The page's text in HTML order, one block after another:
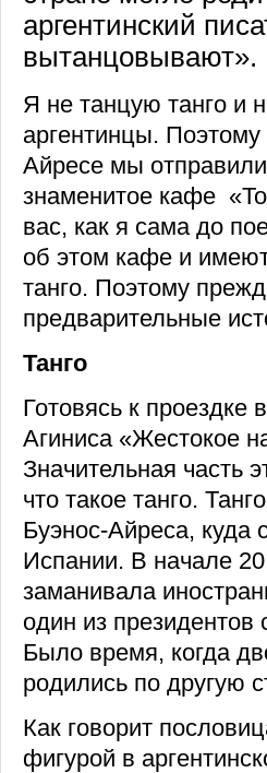
аргентинский
вытанцовывают».
Я не танцую танго и
аргентинцы.
Айресе мы
знаменитое кафе
вас, как я сама до
об этом кафе и
танго. Поэтому
предварительные
Танго
Готовясь к проездке
Агиниса «Жестокое
Значительная часть
что такое танго.
Буэнос-Айреса, куда
Испании. В начале 20
заманивала
один из президентов
Было время, когда
родились по другую
Как говорит
фигурой в